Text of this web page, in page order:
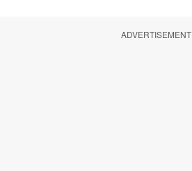
ADVERTISEMENT